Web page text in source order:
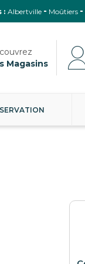
: Albertville Moûtiers
Magasins